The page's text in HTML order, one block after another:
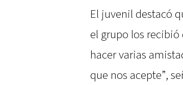
El juvenil destacó
el grupo los recibió
hacer varias
que nos acepte”,